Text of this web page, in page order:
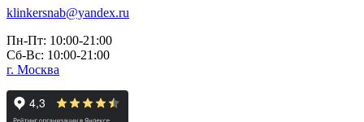
klinkersnab@yandex.ru
Пн-Пт: 10:00-21:00
Сб-Вс: 10:00-21:00
г. Москва